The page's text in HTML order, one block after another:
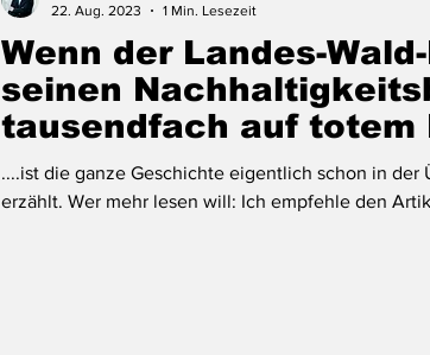
Wenn der Landes-
seinen
tausendfach auf totem
ausdruckt...
....ist die ganze Geschichte eigentlich schon in der
erzählt. Wer mehr lesen will: Ich empfehle den
22. Aug. 2023
1 Min. Lesezeit